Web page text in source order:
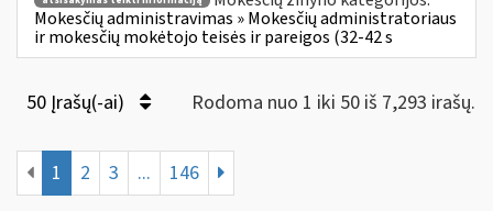
Mokesčių administravimas » Mokesčių administratoriaus
ir mokesčių mokėtojo teisės ir pareigos (32-42 s
50 Įrašų(-ai) Rodoma nuo 1 iki 50 iš 7,293 irašų.
1 2 3 ... 146